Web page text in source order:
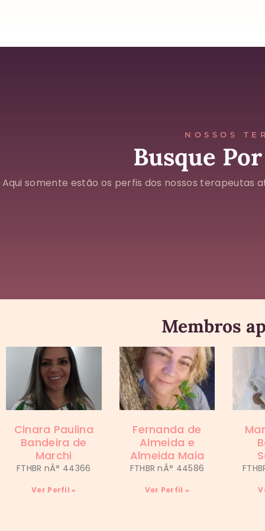
NOSSOS
Busque
Aqui somente estão os perfis dos nossos terapeutas
Membros
Cinara Paulina
Bandeira de
Marchi
FTHBR nÂ° 44366
Ver Perfil »
Fernanda de
Almeida e
Almeida Maia
FTHBR nÂ° 44586
Ver Perfil »